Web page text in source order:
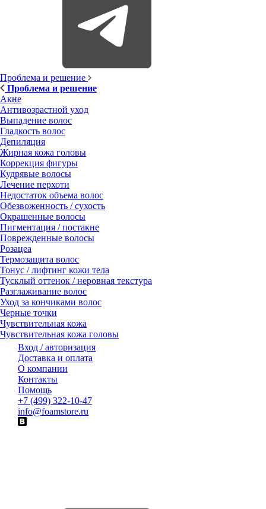
Проблема и решение
Проблема и решение
Акне
Антивозрастной уход
Выпадение волос
Гладкость волос
Депиляция
Жирная кожа головы
Коррекция фигуры
Кудрявые волосы
Лечение перхоти
Недостаток объема волос
Обезвоженность / сухость
Окрашенные волосы
Пигментация / постакне
Поврежденные волосы
Розацеа
Термозащита волос
Тонус / лифтинг кожи тела
Тусклый оттенок / неровная текстура
Разглаживание волос
Уход за кончиками волос
Черные точки
Чувствительная кожа
Чувствительная кожа головы
Вход / авторизация
Доставка и оплата
О компании
Контакты
Помощь
+7 (499) 322-10-47
info@foamstore.ru